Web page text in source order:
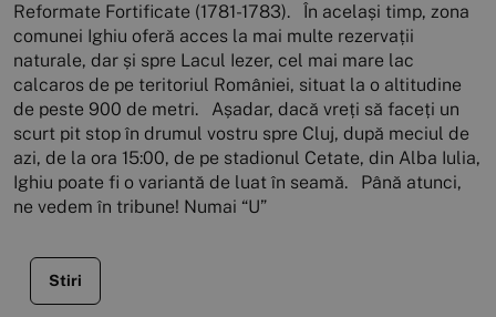
Reformate Fortificate (1781-1783). În același timp, zona
comunei Ighiu oferă acces la mai multe rezervații
naturale, dar și spre Lacul Iezer, cel mai mare lac
calcaros de pe teritoriul României, situat la o altitudine
de peste 900 de metri. Așadar, dacă vreți să faceți un
scurt pit stop în drumul vostru spre Cluj, după meciul de
azi, de la ora 15:00, de pe stadionul Cetate, din Alba Iulia,
Ighiu poate fi o variantă de luat în seamă. Până atunci,
ne vedem în tribune! Numai “U”
Stiri